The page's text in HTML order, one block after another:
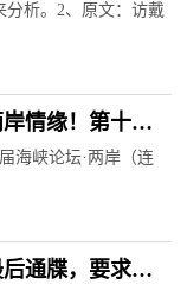
分析。2、原文：访戴
情缘！第十五
连城开幕
海峡论坛·两岸（连
通牒，要求周